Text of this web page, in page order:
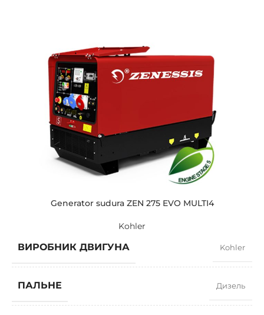
БРЕНДІ
Generator sudura ZEN 275 EVO MULTI4
Kohler
ВИРОБНИК ДВИГУНА Kohler
ПАЛЬНЕ Дизель